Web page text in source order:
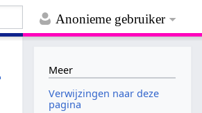
Anonieme gebruiker
Meer
Verwijzingen naar deze
pagina